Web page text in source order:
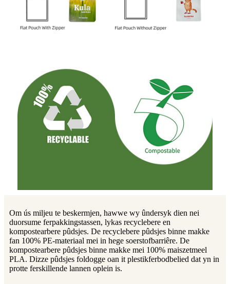
Om ús miljeu te beskermjen, hawwe wy ûndersyk dien nei
duorsume ferpakkingstassen, lykas recyclebere en
kompostearbere pûdsjes. De recyclebere pûdsjes binne makke
fan 100% PE-materiaal mei in hege soerstofbarriêre. De
kompostearbere pûdsjes binne makke mei 100% maiszetmeel
PLA. Dizze pûdsjes foldogge oan it plestikferbodbelied dat yn in
protte ferskillende lannen oplein is.